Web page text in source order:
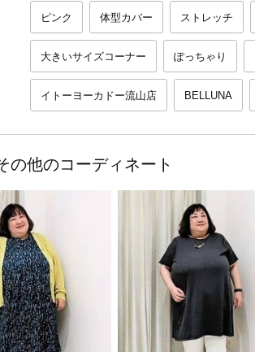
ピンク 体型カバー ストレッチ
大きいサイズコーナー ぽっちゃり
イトーヨーカドー流山店 BELLUNA
の他のコーディネート